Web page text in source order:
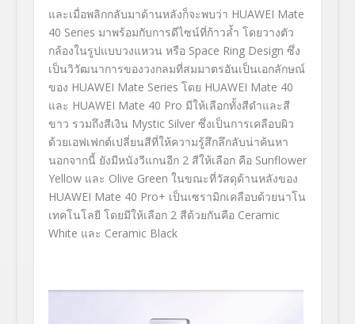
และเมื่อพลิกกลับมาด้านหลังก็จะพบว่า HUAWEI Mate
40 Series มาพร้อมกับการดีไซน์ที่ก้าวล้ำ โดยวางตัว
กล้องในรูปแบบวงแหวน หรือ Space Ring Design ซึ่ง
เป็นวิวัฒนาการของวงกลมที่สมมาตรอันเป็นเอกลักษณ์
ของ HUAWEI Mate Series โดย HUAWEI Mate 40
และ HUAWEI Mate 40 Pro มีให้เลือกทั้งสีดำและสี
ขาว รวมถึงสีเงิน Mystic Silver ซึ่งเป็นการเคลือบผิว
ด้วยเอฟเฟกต์เปลี่ยนสีที่ให้ความรู้สึกลึกลับน่าค้นหา
นอกจากนี้ ยังมีหนังวีแกนอีก 2 สีให้เลือก คือ Sunflower
Yellow และ Olive Green ในขณะที่วัสดุด้านหลังของ
HUAWEI Mate 40 Pro+ เป็นเซรามิกเคลือบด้วยนาโน
เทคโนโลยี โดยมีให้เลือก 2 สีด้วยกันคือ Ceramic
White และ Ceramic Black